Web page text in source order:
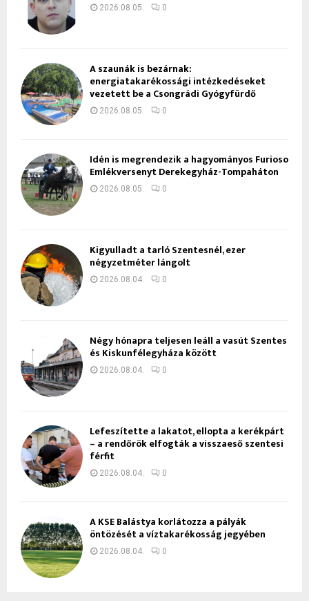
2026.08.05. 0
A szaunák is bezárnak:
energiatakarékossági intézkedéseket
vezetett be a Csongrádi Gyógyfürdő
2026.08.05. 0
Idén is megrendezik a hagyományos Furioso
Emlékversenyt Derekegyház-Tompaháton
2026.08.05. 0
Kigyulladt a tarló Szentesnél, ezer
négyzetméter lángolt
2026.08.04. 0
Négy hónapra teljesen leáll a vasút Szentes
és Kiskunfélegyháza között
2026.08.04. 0
Lefeszítette a lakatot, ellopta a kerékpárt
– a rendőrök elfogták a visszaeső szentesi
férfit
2026.08.04. 0
A KSE Balástya korlátozza a pályák
öntözését a víztakarékosság jegyében
2026.08.04. 0